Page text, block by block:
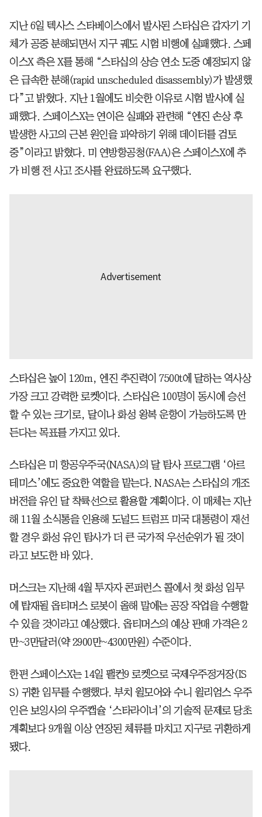
지난 6일 텍사스 스타베이스에서 발사된 스타십은 갑자기 기
체가 공중 분해되면서 지구 궤도 시험 비행에 실패했다. 스페
이스X 측은 X를 통해 “스타십의 상승 연소 도중 예정되지 않
은 급속한 분해(rapid unscheduled disassembly)가 발생했
다”고 밝혔다. 지난 1월에도 비슷한 이유로 시험 발사에 실
패했다. 스페이스X는 연이은 실패와 관련해 “엔진 손상 후
발생한 사고의 근본 원인을 파악하기 위해 데이터를 검토
중”이라고 밝혔다. 미 연방항공청(FAA)은 스페이스X에 추
가 비행 전 사고 조사를 완료하도록 요구했다.
스타십은 높이 120m, 엔진 추진력이 7500t에 달하는 역사상
가장 크고 강력한 로켓이다. 스타십은 100명이 동시에 승선
할 수 있는 크기로, 달이나 화성 왕복 운항이 가능하도록 만
든다는 목표를 가지고 있다.
스타십은 미 항공우주국(NASA)의 달 탐사 프로그램 ‘아르
테미스’에도 중요한 역할을 맡는다. NASA는 스타십의 개조
버전을 유인 달 착륙선으로 활용할 계획이다. 이 매체는 지난
해 11월 소식통을 인용해 도널드 트럼프 미국 대통령이 재선
할 경우 화성 유인 탐사가 더 큰 국가적 우선순위가 될 것이
라고 보도한 바 있다.
머스크는 지난해 4월 투자자 콘퍼런스 콜에서 첫 화성 임무
에 탑재될 옵티머스 로봇이 올해 말에는 공장 작업을 수행할
수 있을 것이라고 예상했다. 옵티머스의 예상 판매 가격은 2
만~3만달러(약 2900만~4300만원) 수준이다.
한편 스페이스X는 14일 팰컨9 로켓으로 국제우주정거장(IS
S) 귀환 임무를 수행했다. 부치 윌모어와 수니 윌리엄스 우주
인은 보잉사의 우주캡슐 ‘스타라이너’의 기술적 문제로 당초
계획보다 9개월 이상 연장된 체류를 마치고 지구로 귀환하게
됐다.